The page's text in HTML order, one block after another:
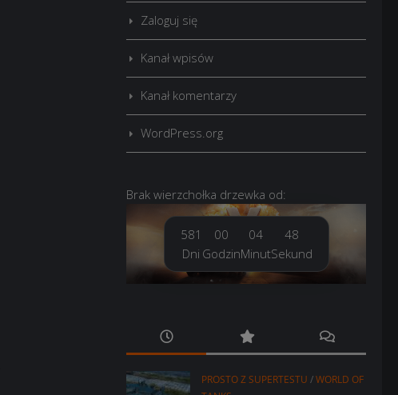
Zaloguj się
Kanał wpisów
Kanał komentarzy
WordPress.org
Brak wierzchołka drzewka od:
581
Dni
00
Godzin
04
Minut
50
Sekund
PROSTO Z SUPERTESTU /WORLD OF